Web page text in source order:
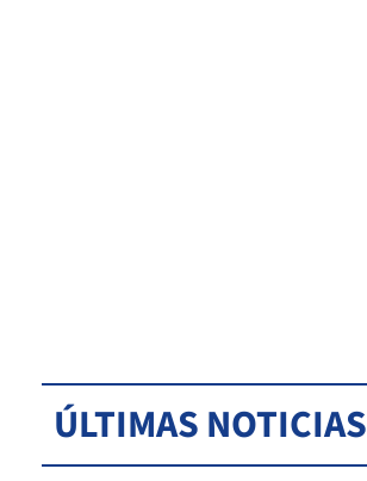
ÚLTIMAS NOTICIAS